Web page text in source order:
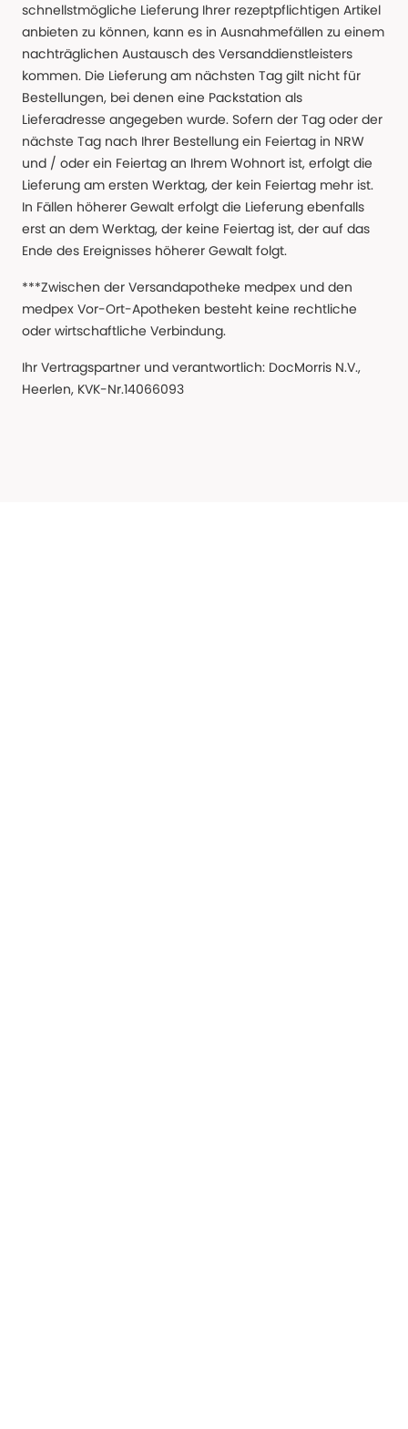
schnellstmögliche Lieferung Ihrer rezeptpflichtigen Artikel
anbieten zu können, kann es in Ausnahmefällen zu einem
nachträglichen Austausch des Versanddienstleisters
kommen. Die Lieferung am nächsten Tag gilt nicht für
Bestellungen, bei denen eine Packstation als
Lieferadresse angegeben wurde. Sofern der Tag oder der
nächste Tag nach Ihrer Bestellung ein Feiertag in NRW
und / oder ein Feiertag an Ihrem Wohnort ist, erfolgt die
Lieferung am ersten Werktag, der kein Feiertag mehr ist.
In Fällen höherer Gewalt erfolgt die Lieferung ebenfalls
erst an dem Werktag, der keine Feiertag ist, der auf das
Ende des Ereignisses höherer Gewalt folgt.
***Zwischen der Versandapotheke medpex und den
medpex Vor-Ort-Apotheken besteht keine rechtliche
oder wirtschaftliche Verbindung.
Ihr Vertragspartner und verantwortlich: DocMorris N.V.,
Heerlen, KVK-Nr.14066093